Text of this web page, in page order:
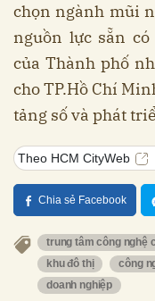
chọn ngành mũi
nguồn lực sẵn
của Thành phố
cho TP.Hồ Chí
tảng số và phát
Theo HCM CityWeb
Chia sẻ Facebook
trung tâm công nghệ
khu đô thị
công
doanh nghiệp